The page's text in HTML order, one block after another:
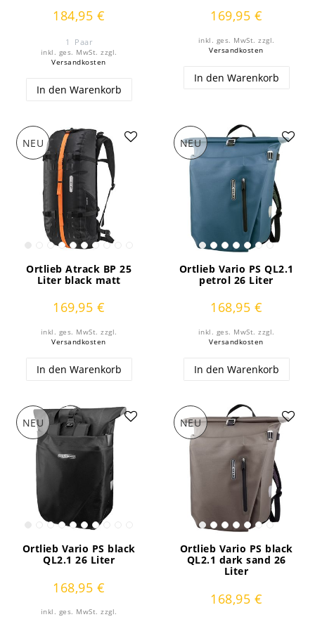
184,95 €
1 Paar
inkl. ges. MwSt. zzgl.
Versandkosten
In den Warenkorb
169,95 €
inkl. ges. MwSt. zzgl.
Versandkosten
In den Warenkorb
NEU
Ortlieb Atrack BP 25
Liter black matt
169,95 €
inkl. ges. MwSt. zzgl.
Versandkosten
In den Warenkorb
NEU
Ortlieb Vario PS QL2.1
petrol 26 Liter
168,95 €
inkl. ges. MwSt. zzgl.
Versandkosten
In den Warenkorb
NEU
Ortlieb Vario PS black
QL2.1 26 Liter
168,95 €
inkl. ges. MwSt. zzgl.
NEU
Ortlieb Vario PS black
QL2.1 dark sand 26
Liter
168,95 €